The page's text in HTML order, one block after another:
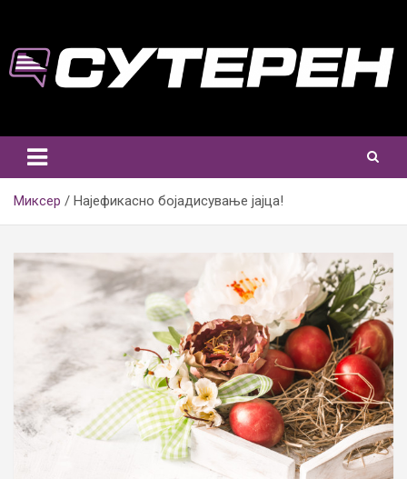
content
Миксер Најефикасно бојадисување јајца!